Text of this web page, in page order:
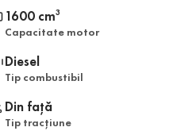
1600 cm3
Capacitate motor
Diesel
Tip combustibil
Din față
Tip tracțiune